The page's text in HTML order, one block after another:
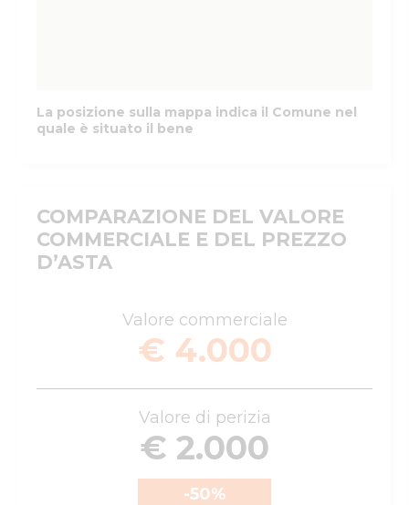
La posizione sulla mappa indica il Comune nel
quale è situato il bene
COMPARAZIONE DEL VALORE
COMMERCIALE E DEL PREZZO
D’ASTA
Valore commerciale
€ 4.000
Valore di perizia
€ 2.000
-50%